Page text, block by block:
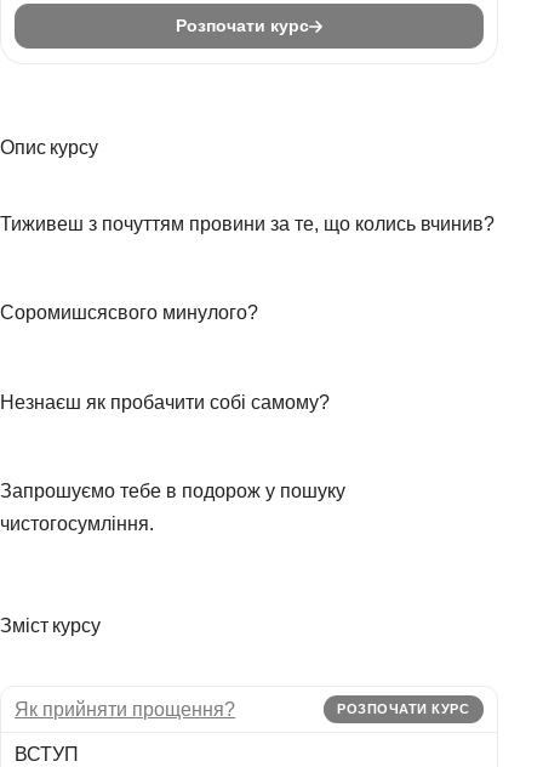
Розпочати курс
Опис курсу
Тиживеш з почуттям провини за те, що колись вчинив?
Соромишсясвого минулого?
Незнаєш як пробачити собі самому?
Запрошуємо тебе в подорож у пошуку
чистогосумління.
Зміст курсу
Як прийняти прощення? РОЗПОЧАТИ КУРС
ВСТУП